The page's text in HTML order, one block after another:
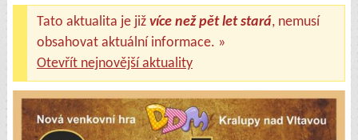
Tato aktualita je již více než pět let stará, nemusí
obsahovat aktuální informace. »
Otevřít nejnovější aktuality